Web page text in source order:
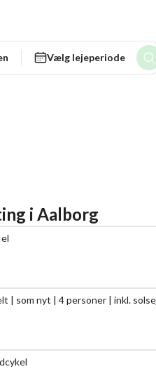
Vælg lejeperiode
i Aalborg
NY!